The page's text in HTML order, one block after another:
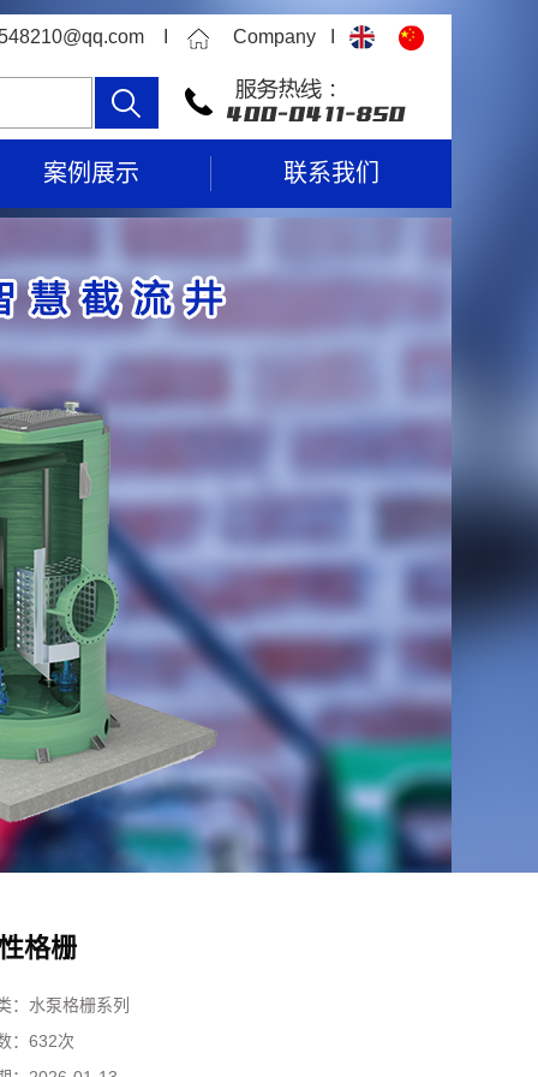
I Company I
案例展示 联系我们
格栅
： 水泵格栅系列
： 632次